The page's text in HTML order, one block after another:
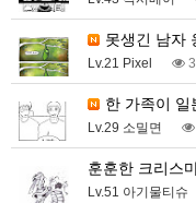
못생긴 남자
Lv.21 Pixel
한 가족이 일
Lv.29 소밀면
훈훈한 크리스
Lv.51 아기물티슈